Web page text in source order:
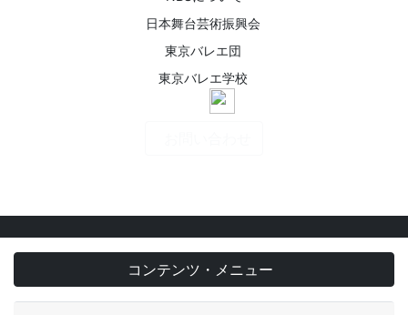
日本舞台芸術振興会
東京バレエ団
東京バレエ学校
コンテンツ・メニュー